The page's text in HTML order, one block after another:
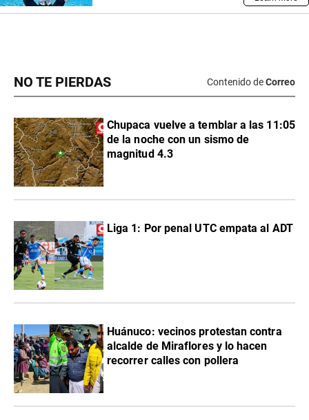
NO TE PIERDAS Contenido deCorreo
Chupaca vuelve a temblar a las 11:05
de la noche con un sismo de
magnitud 4.3
Liga 1: Por penal UTC empata al ADT
Huánuco: vecinos protestan contra
alcalde de Miraflores y lo hacen
recorrer calles con pollera